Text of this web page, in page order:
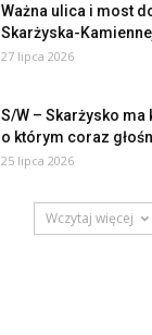
Ważna ulica i most
Skarżyska-
27 lipca 2026
S/W – Skarżysko ma
o którym coraz
25 lipca 2026
Wczytaj więcej